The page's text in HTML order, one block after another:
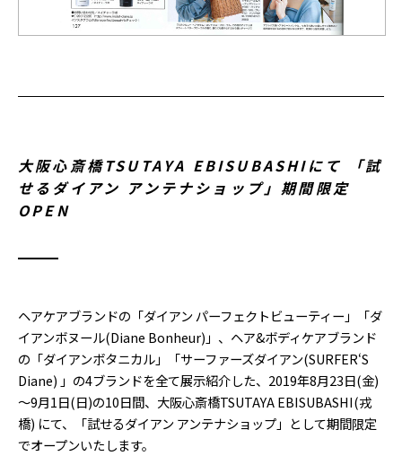
大阪心斎橋TSUTAYA EBISUBASHIにて 「試
せるダイアン アンテナショップ」期間限定
OPEN
ヘアケアブランドの「ダイアン パーフェクトビューティー」「ダ
イアンボヌール(Diane Bonheur)」、ヘア&ボディケアブランド
の「ダイアンボタニカル」「サーファーズダイアン(SURFER‘S
Diane) 」の4ブランドを全て展示紹介した、2019年8月23日(金)
～9月1日(日)の10日間、大阪心斎橋TSUTAYA EBISUBASHI(戎
橋) にて、「試せるダイアン アンテナショップ」として期間限定
でオープンいたします。